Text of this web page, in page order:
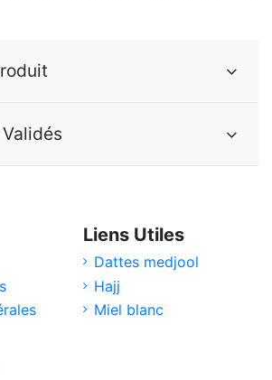
Liens Utiles
Dattes medjool
Hajj
Miel blanc